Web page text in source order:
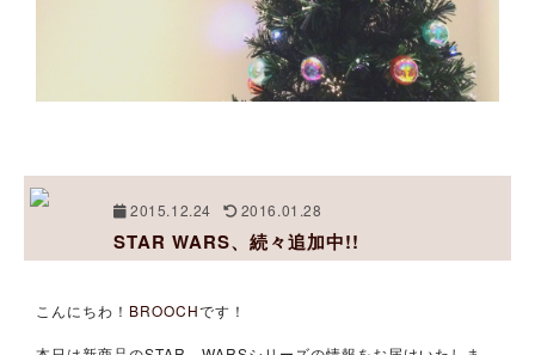
2015.12.24 2016.01.28
STAR WARS、続々追加中!!
こんにちわ！ BROOCHです！